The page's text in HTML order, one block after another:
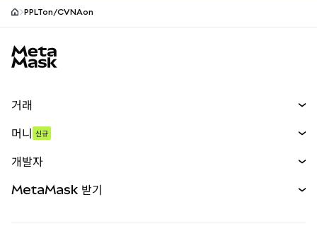
PPLTon/CVNAon
거래
무기한 선물
실물자산
머니 신규
개발자
MetaMask 받기